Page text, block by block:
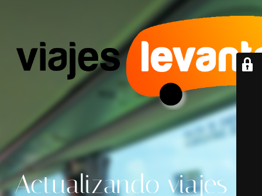
Actualizando viajes y